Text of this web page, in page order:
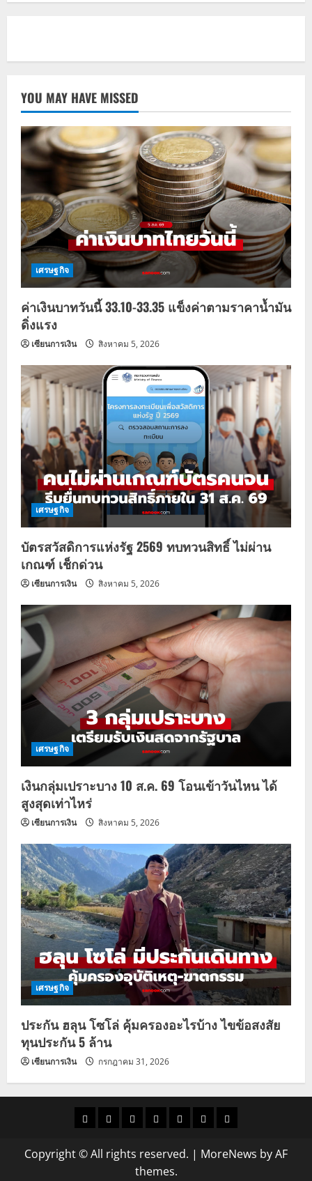
YOU MAY HAVE MISSED
เศรษฐกิจ
ค่าเงินบาทวันนี้ 33.10-33.35 แข็งค่าตามราคาน้ำมัน
ดิ่งแรง
เซียนการเงิน สิงหาคม 5, 2026
เศรษฐกิจ
บัตรสวัสดิการแห่งรัฐ 2569 ทบทวนสิทธิ์ ไม่ผ่าน
เกณฑ์ เช็กด่วน
เซียนการเงิน สิงหาคม 5, 2026
เศรษฐกิจ
เงินกลุ่มเปราะบาง 10 ส.ค. 69 โอนเข้าวันไหน ได้
สูงสุดเท่าไหร่
เซียนการเงิน สิงหาคม 5, 2026
เศรษฐกิจ
ประกัน ฮลุน โซโล่ คุ้มครองอะไรบ้าง ไขข้อสงสัย
ทุนประกัน 5 ล้าน
เซียนการเงิน กรกฎาคม 31, 2026
ราคาแนว
ราคา
ข่าว
นี้
ข่าว
ดูด
ที่
ผู้ชาย
Copyright © All rights reserved. | MoreNews by AF
themes.